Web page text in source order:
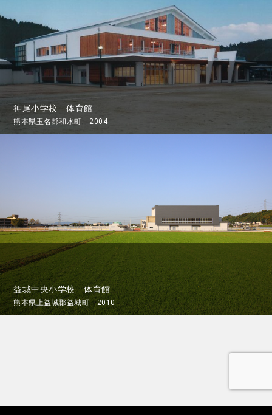
神尾小学校 体育館
熊本県玉名郡和水町 2004
益城中央小学校 体育館
熊本県上益城郡益城町 2010